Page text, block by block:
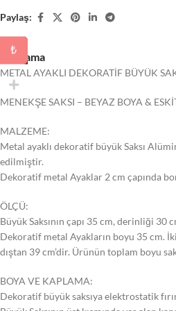
Paylaş:
Açıklama
METAL AYAKLI DEKORATİF BÜYÜK
MENEKŞE SAKSI – BEYAZ BOYA &
MALZEME:
Metal ayaklı dekoratif büyük Saksı
edilmiştir.
Dekoratif metal Ayaklar 2 cm çapında
ÖLÇÜ:
Büyük Saksının çapı 35 cm, derinliği 30
Dekoratif metal Ayakların boyu 35 cm.
dıştan 39 cm’dir. Ürünün toplam boyu
BOYA VE KAPLAMA:
Dekoratif büyük saksıya elektrostatik
₺